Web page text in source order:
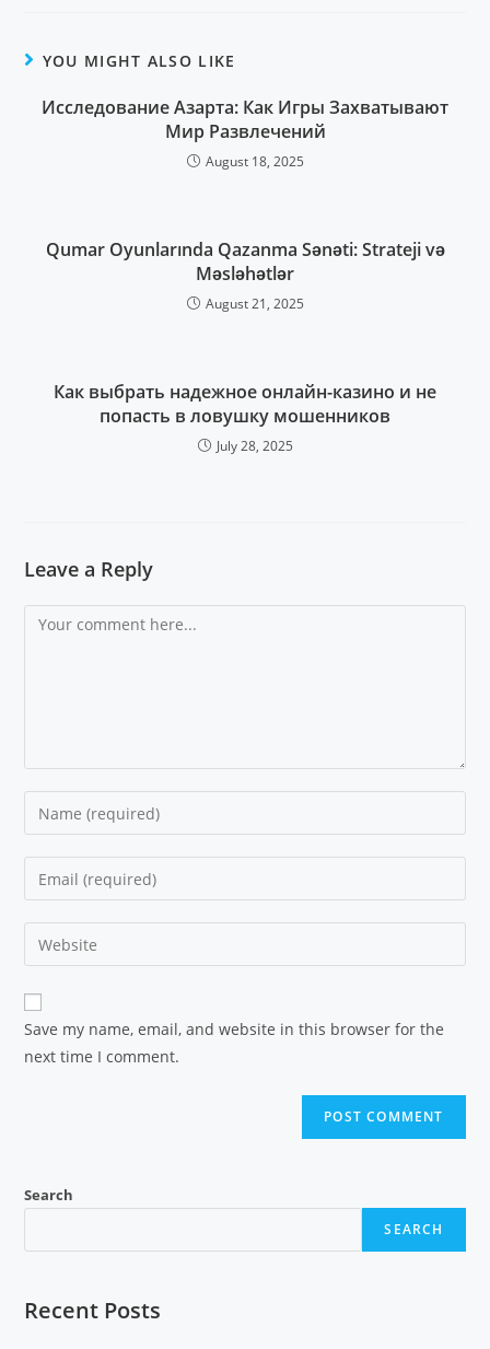
YOU MIGHT ALSO LIKE
Исследование Азарта: Как Игры Захватывают
Мир Развлечений
August 18, 2025
Qumar Oyunlarında Qazanma Sənəti: Strateji və
Məsləhətlər
August 21, 2025
Как выбрать надежное онлайн-казино и не
попасть в ловушку мошенников
July 28, 2025
Leave a Reply
Save my name, email, and website in this browser for the
next time I comment.
Search
SEARCH
Recent Posts